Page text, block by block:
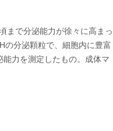
まで分泌能力が徐々に高まっ
の分泌顆粒で、細胞内に豊富
力を測定したもの。成体マ